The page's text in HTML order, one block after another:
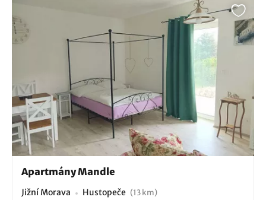
Apartmány Mandle
Jižní Morava Hustopeče (13 km)